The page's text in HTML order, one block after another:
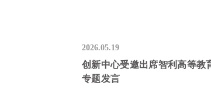
2026.05.19
创新中心受邀出席智利高等教
专题发言